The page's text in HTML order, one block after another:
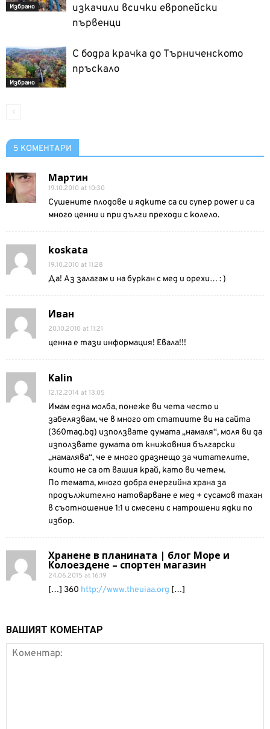
Избрано
изкачили всички европейски
първенци
Избрано
С бодра крачка до Търниченското
пръскало
5 КОМЕНТАРИ
Мартин
19.10.2010 at 10:30
Сушените плодове и ядките са си супер power и са
много ценни и при дълги преходи с колело.
koskata
19.10.2010 at 11:28
Да! Аз залагам и на буркан с мед и орехи… : )
Иван
20.10.2010 at 11:21
ценна е тази информация! Евала!!!
Kalin
12.12.2014 at 13:05
Имам една молба, понеже ви чета често и
забелязвам, че в много от статиите ви на сайта
(360mag.bg) използвате думата „намаля“, моля ви да
използвате думата от книжовния български
„намалява“, че е много дразнещо за читателите,
които не са от вашия край, като ви четем.
По темата, много добра енергийна храна за
продължително натоварване е мед + сусамов тахан
в съотношение 1:1 и смесени с натрошени ядки по
избор.
Хранене в планината | блог Море и
Колоездене – спортен магазин
24.06.2015 at 16:19
[…] 360 http://www.theuiaa.org […]
ВАШИЯТ КОМЕНТАР